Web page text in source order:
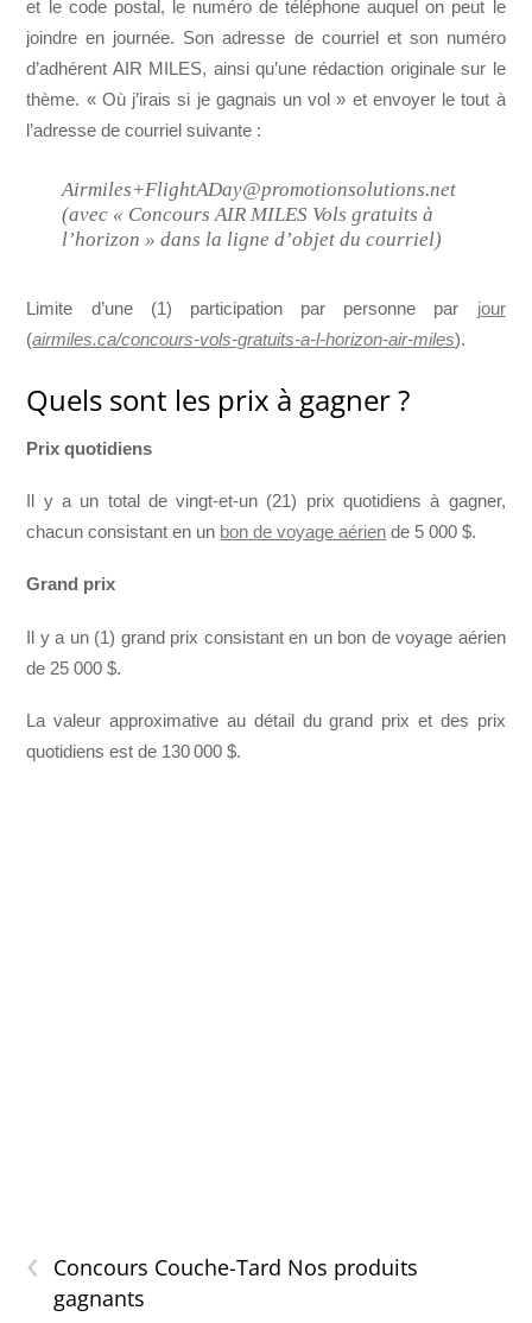
et le code postal, le numéro de téléphone auquel on peut le
joindre en journée. Son adresse de courriel et son numéro
d’adhérent AIR MILES, ainsi qu’une rédaction originale sur le
thème. « Où j’irais si je gagnais un vol » et envoyer le tout à
l’adresse de courriel suivante :
Airmiles+FlightADay@promotionsolutions.net
(avec « Concours AIR MILES Vols gratuits à
l’horizon » dans la ligne d’objet du courriel)
Limite d’une (1) participation par personne par jour
(airmiles.ca/concours-vols-gratuits-a-l-horizon-air-miles).
Quels sont les prix à gagner ?
Prix quotidiens
Il y a un total de vingt-et-un (21) prix quotidiens à gagner,
chacun consistant en un bon de voyage aérien de 5 000 $.
Grand prix
Il y a un (1) grand prix consistant en un bon de voyage aérien
de 25 000 $.
La valeur approximative au détail du grand prix et des prix
quotidiens est de 130 000 $.
‹
Concours Couche-Tard Nos produits
gagnants